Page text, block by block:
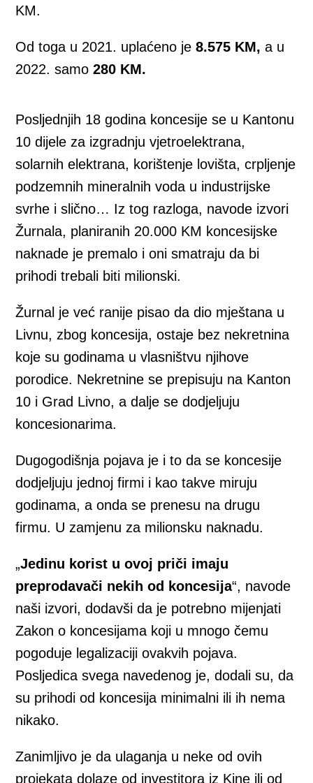
KM.
Od toga u 2021. uplaćeno je8.575 KM, a u
2022. samo280 KM.
Posljednjih 18 godina koncesije se u Kantonu
10 dijele za izgradnju vjetroelektrana,
solarnih elektrana, korištenje lovišta, crpljenje
podzemnih mineralnih voda u industrijske
svrhe i slično… Iz tog razloga, navode izvori
Žurnala, planiranih 20.000 KM koncesijske
naknade je premalo i oni smatraju da bi
prihodi trebali biti milionski.
Žurnal je već ranije pisao da dio mještana u
Livnu, zbog koncesija, ostaje bez nekretnina
koje su godinama u vlasništvu njihove
porodice. Nekretnine se prepisuju na Kanton
10 i Grad Livno, a dalje se dodjeljuju
koncesionarima.
Dugogodišnja pojava je i to da se koncesije
dodjeljuju jednoj firmi i kao takve miruju
godinama, a onda se prenesu na drugu
firmu. U zamjenu za milionsku naknadu.
„Jedinu korist u ovoj priči imaju
preprodavači nekih od koncesija“, navode
naši izvori, dodavši da je potrebno mijenjati
Zakon o koncesijama koji u mnogo čemu
pogoduje legalizaciji ovakvih pojava.
Posljedica svega navedenog je, dodali su, da
su prihodi od koncesija minimalni ili ih nema
nikako.
Zanimljivo je da ulaganja u neke od ovih
projekata dolaze od investitora iz Kine ili od